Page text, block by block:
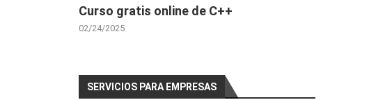
Curso gratis online de C++
02/24/2025
SERVICIOS PARA EMPRESAS